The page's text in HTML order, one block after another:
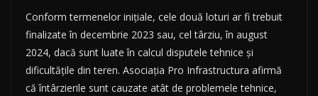
Conform termenelor inițiale, cele două loturi ar fi trebuit
finalizate în decembrie 2023 sau, cel târziu, în august
2024, dacă sunt luate în calcul disputele tehnice și
dificultățile din teren. Asociația Pro Infrastructura afirmă
că întârzierile sunt cauzate atât de problemele tehnice,